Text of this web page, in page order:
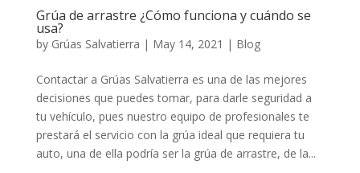
Grúa de arrastre ¿Cómo funciona y cuándo se
usa?
by Grúas Salvatierra | May 14, 2021 | Blog
Contactar a Grúas Salvatierra es una de las mejores
decisiones que puedes tomar, para darle seguridad a
tu vehículo, pues nuestro equipo de profesionales te
prestará el servicio con la grúa ideal que requiera tu
auto, una de ella podría ser la grúa de arrastre, de la...